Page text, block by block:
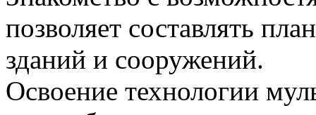
позволяет составлять
зданий и сооружений.
Освоение технологии